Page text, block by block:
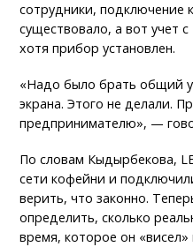
сотрудники, подключение
существовало, а вот учет
хотя прибор установлен.
«Надо было брать общий
экрана. Этого не делали.
предпринимателю», —
По словам Кыдырбекова,
сети кофейни и
верить, что законно.
определить, сколько
время, которое он